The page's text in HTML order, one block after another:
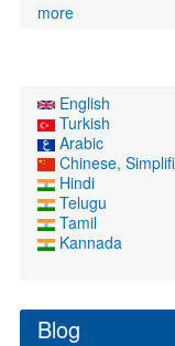
more
English
Turkish
Arabic
Chinese,
Hindi
Telugu
Tamil
Kannada
Blog